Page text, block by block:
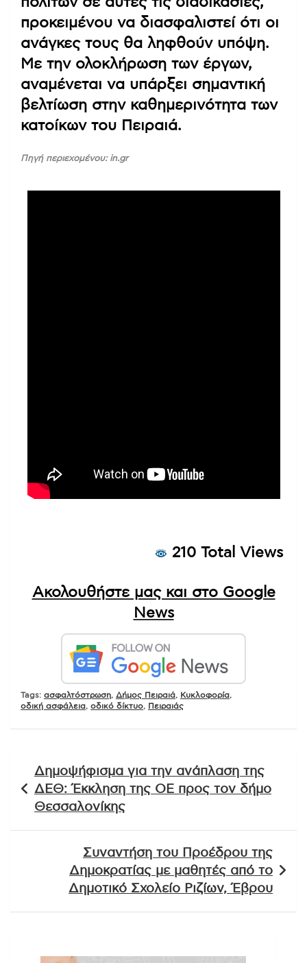
προκειμένου να διασφαλιστεί ότι οι
ανάγκες τους θα ληφθούν υπόψη.
Με την ολοκλήρωση των έργων,
αναμένεται να υπάρξει σημαντική
βελτίωση στην καθημερινότητα των
κατοίκων του Πειραιά.
Πηγή περιεχομένου: in.gr
210 Total Views
Ακολουθήστε μας και στο Google
News
Tags: ασφαλτόστρωση, Δήμος Πειραιά, Κυκλοφορία,
οδική ασφάλεια, οδικό δίκτυο, Πειραιάς
άρθρων
Δημοψήφισμα για την ανάπλαση της
ΔΕΘ: Έκκληση της ΟΕ προς τον δήμο
Θεσσαλονίκης
Συναντήση του Προέδρου της
Δημοκρατίας με μαθητές από το
Δημοτικό Σχολείο Ριζίων, Έβρου